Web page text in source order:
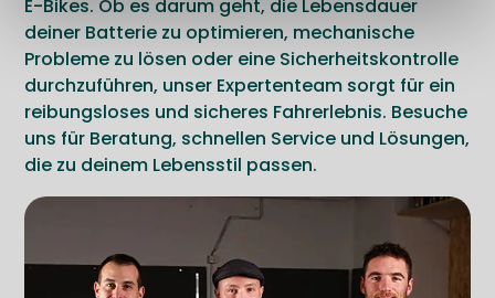
E-Bikes. Ob es darum geht, die Lebensdauer
deiner Batterie zu optimieren, mechanische
Probleme zu lösen oder eine Sicherheitskontrolle
durchzuführen, unser Expertenteam sorgt für ein
reibungsloses und sicheres Fahrerlebnis. Besuche
uns für Beratung, schnellen Service und Lösungen,
die zu deinem Lebensstil passen.